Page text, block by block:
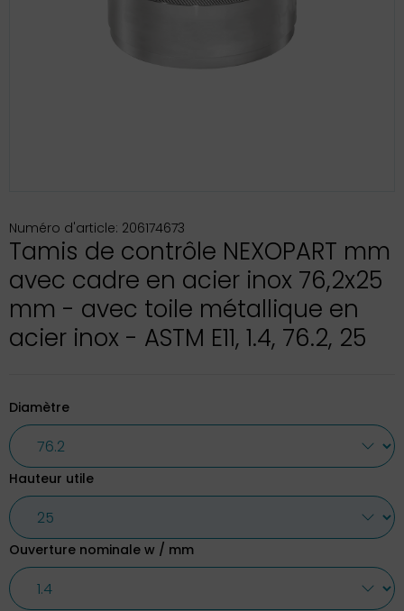
Numéro d'article: 206174673
Tamis de contrôle NEXOPART mm
avec cadre en acier inox 76,2x25
mm - avec toile métallique en
acier inox - ASTM E11, 1.4, 76.2, 25
Diamètre
Hauteur utile
Ouverture nominale w / mm